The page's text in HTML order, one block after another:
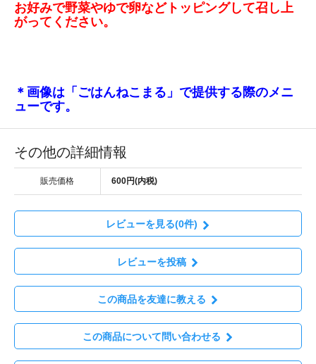
お好みで野菜やゆで卵などトッピングして召し上
がってください。
＊画像は「ごはんねこまる」で提供する際のメニ
ューです。
その他の詳細情報
販売価格 600円(内税)
レビューを見る(0件)
レビューを投稿
この商品を友達に教える
この商品について問い合わせる